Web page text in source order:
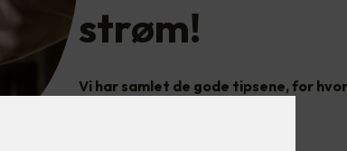
strøm!
Vi har samlet de gode tipsene, for